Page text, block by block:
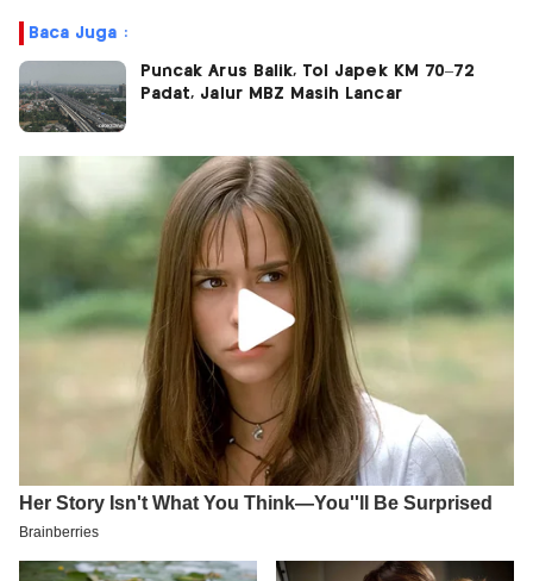
Baca Juga :
Puncak Arus Balik, Tol Japek KM 70–72
Padat, Jalur MBZ Masih Lancar